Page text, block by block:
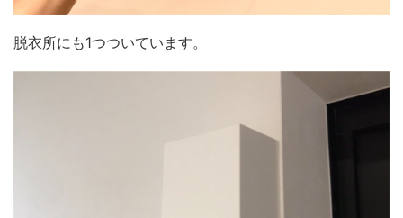
脱衣所にも1つついています。